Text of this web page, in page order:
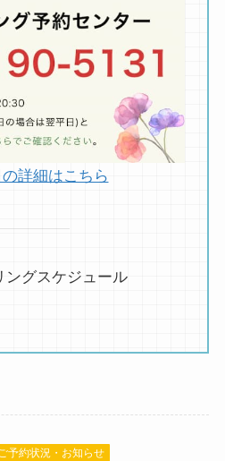
詳細はこちら
ングスケジュール
予約状況・お知らせ